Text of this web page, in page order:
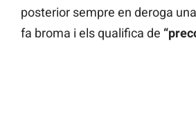
posterior sempre en deroga
fa broma i els qualifica de